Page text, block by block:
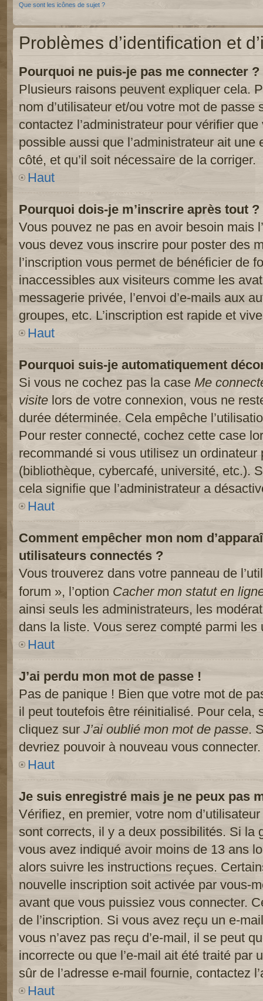
Que sont les icônes de sujet ?
Problèmes d’identification et
Pourquoi ne puis-je pas me connecter ?
Plusieurs raisons peuvent expliquer cela.
nom d’utilisateur et/ou votre mot de passe
contactez l’administrateur pour vérifier
possible aussi que l’administrateur ait
côté, et qu’il soit nécessaire de la corriger.
Haut
Pourquoi dois-je m’inscrire après tout ?
Vous pouvez ne pas en avoir besoin mais
vous devez vous inscrire pour poster des
l’inscription vous permet de bénéficier de
inaccessibles aux visiteurs comme les
messagerie privée, l’envoi d’e-mails aux
groupes, etc. L’inscription est rapide et
Haut
Pourquoi suis-je automatiquement
Si vous ne cochez pas la case Me
visite lors de votre connexion, vous ne
durée déterminée. Cela empêche
Pour rester connecté, cochez cette case
recommandé si vous utilisez un
(bibliothèque, cybercafé, université, etc.).
cela signifie que l’administrateur a
Haut
Comment empêcher mon nom
utilisateurs connectés ?
Vous trouverez dans votre panneau de
forum », l’option Cacher mon statut en
ainsi seuls les administrateurs, les
dans la liste. Vous serez compté parmi
Haut
J’ai perdu mon mot de passe !
Pas de panique ! Bien que votre mot de
il peut toutefois être réinitialisé. Pour cela,
cliquez sur J’ai oublié mon mot de passe.
devriez pouvoir à nouveau vous connecter.
Haut
Je suis enregistré mais je ne peux pas
Vérifiez, en premier, votre nom
sont corrects, il y a deux possibilités. Si la
vous avez indiqué avoir moins de 13 ans
alors suivre les instructions reçues.
nouvelle inscription soit activée par vous-
avant que vous puissiez vous connecter.
de l’inscription. Si vous avez reçu un e-
vous n’avez pas reçu d’e-mail, il se peut
incorrecte ou que l’e-mail ait été traité par
sûr de l’adresse e-mail fournie, contactez
Haut